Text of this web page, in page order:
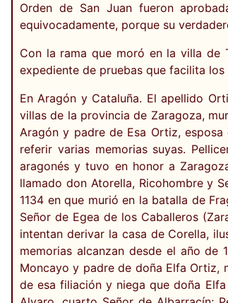
Orden de San Juan fueron
equivocadamente, porque su
Con la rama que moró en la villa de
expediente de pruebas que facilita
En Aragón y Cataluña. El apellido
villas de la provincia de Zaragoza,
Aragón y padre de Esa Ortiz,
referir varias memorias suyas.
aragonés y tuvo en honor a
llamado don Atorella, Ricohombre y
1134 en que murió en la batalla de
Señor de Egea de los Caballeros
intentan derivar la casa de Corella,
memorias alcanzan desde el año
Moncayo y padre de doña Elfa Ortiz,
de esa filiación y niega que doña